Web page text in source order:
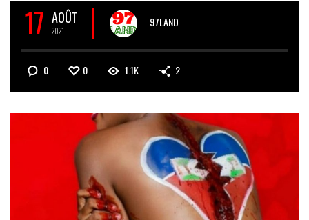
17 AOÛT
2021
97LAND
0 0 1.1K 2